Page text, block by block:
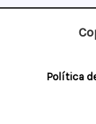
Política